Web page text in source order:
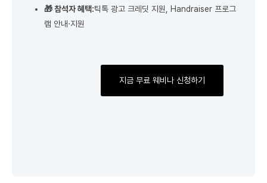
🎁 참석자 혜택:틱톡 광고 크레딧 지원, Handraiser 프로그
램 안내·지원
지금 무료 웨비나 신청하기